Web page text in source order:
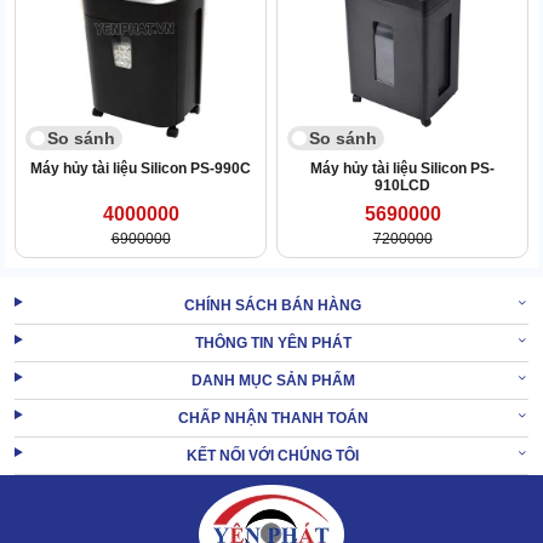
dàng thao tác tháo mở.
Dung tích lớn lên đến 130 lít, cho phép thu gom lượng giấy vụn lớn
sau khi hủy, không cần đổ liên tục.
Đảm bảo quá trình làm việc không bị gián đoạn, tiết kiệm thời gian
hủy.
rác đầy, giúp thuận tiện theo dõi, xử lý mảnh vụn sau hủy.
So sánh
Máy hủy tài liệu Silicon PS-990C
4000000
6900000
So sánh
Máy hủy tài liệu Silicon PS-
910LCD
5690000
7200000
CHÍNH SÁCH BÁN HÀNG
THÔNG TIN YÊN PHÁT
DANH MỤC SẢN PHẨM
CHẤP NHẬN THANH TOÁN
KẾT NỐI VỚI CHÚNG TÔI